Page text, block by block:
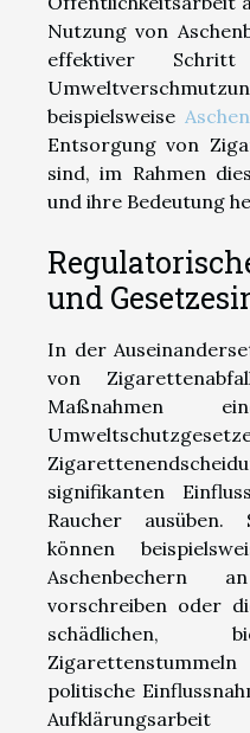
Nutzung von
effektiver
beispielsweise
Entsorgung von
sind, im Rahmen
und ihre Bedeutung
und
In der
von
Maßnahmen
signifikanten
Raucher ausüben.
können
Aschenbechern
vorschreiben oder
schädlichen,
politische